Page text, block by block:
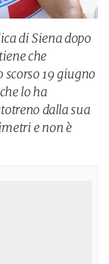
di Siena dopo
che
scorso 19 giugno
lo ha
dalla sua
e non è